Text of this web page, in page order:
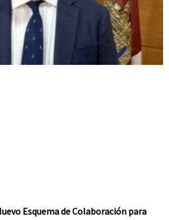
Esquema de Colaboración para